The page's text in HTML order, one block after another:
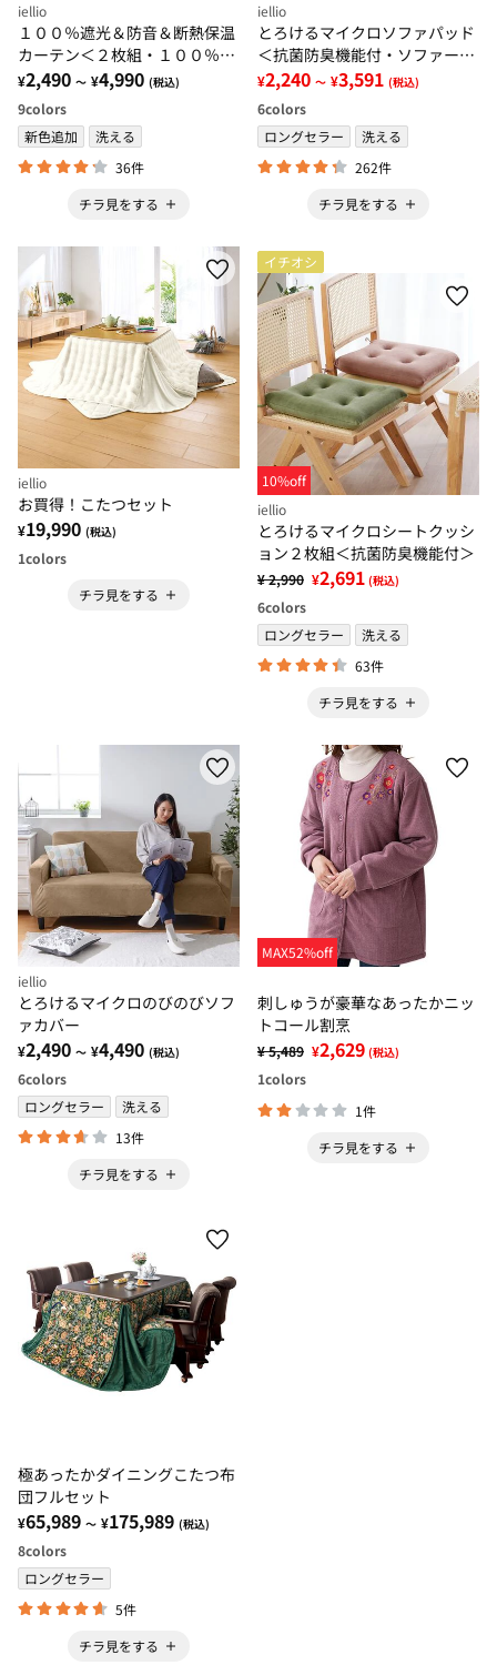
iellio
１００％遮光＆防音＆断熱保温
カーテン＜２枚組・１００％遮
光（１級遮光）・洗える・無
地・形状記憶加工・新生活・コ
スパ＞
¥2,490 ～ ¥4,990 (税込)
9colors
新色追加
洗える
36件
チラ見をする
iellio
とろけるマイクロソファパッド
＜抗菌防臭機能付・ソファーパ
ッド・２人掛け・３人掛け・３
人掛けワイド・クッション・長
座布団＞
¥2,240 ～ ¥3,591 (税込)
6colors
ロングセラー
洗える
262件
チラ見をする
iellio
お買得！こたつセット
¥19,990 (税込)
1colors
チラ見をする
イチオシ
10%off
iellio
とろけるマイクロシートクッシ
ョン２枚組＜抗菌防臭機能付＞
¥ 2,990 ¥2,691 (税込)
6colors
ロングセラー
洗える
63件
チラ見をする
iellio
とろけるマイクロのびのびソフ
ァカバー
¥2,490 ～ ¥4,490 (税込)
6colors
ロングセラー
洗える
13件
チラ見をする
MAX52%off
刺しゅうが豪華なあったかニッ
トコール割烹
¥ 5,489 ¥2,629 (税込)
1colors
1件
チラ見をする
極あったかダイニングこたつ布
団フルセット
¥65,989 ～ ¥175,989 (税込)
8colors
ロングセラー
5件
チラ見をする